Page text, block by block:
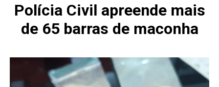
Polícia Civil apreende mais
de 65 barras de maconha